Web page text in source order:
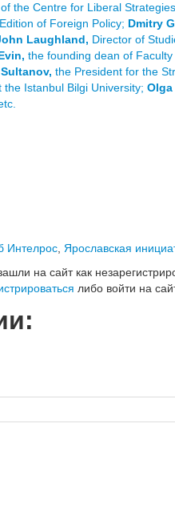
the Centre for Liberal
of Foreign Policy; Dmitry
Laughland, Director of
the founding dean of
the President for the
the Istanbul Bilgi University;
Интелрос, Ярославская
на сайт как
либо войти на